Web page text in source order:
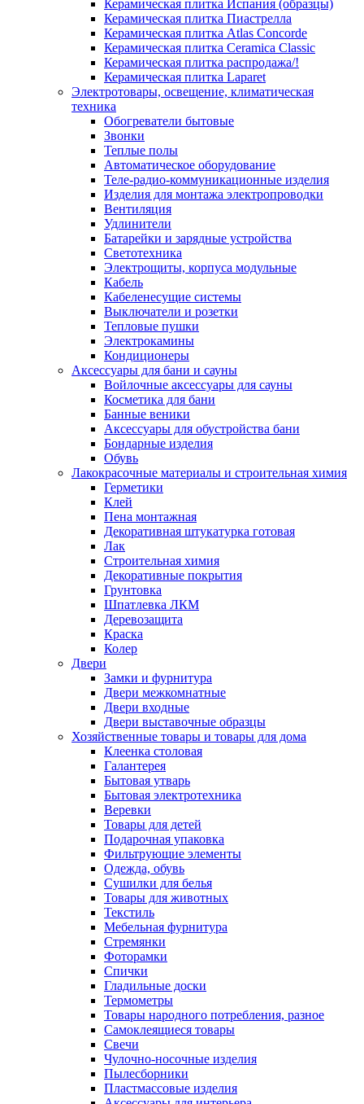
Керамическая плитка Испания (образцы)
Керамическая плитка Пиастрелла
Керамическая плитка Atlas Concorde
Керамическая плитка Ceramica Classic
Керамическая плитка распродажа/!
Керамическая плитка Laparet
Электротовары, освещение, климатическая
техника
Обогреватели бытовые
Звонки
Теплые полы
Автоматическое оборудование
Теле-радио-коммуникационные изделия
Изделия для монтажа электропроводки
Вентиляция
Удлинители
Батарейки и зарядные устройства
Светотехника
Электрощиты, корпуса модульные
Кабель
Кабеленесущие системы
Выключатели и розетки
Тепловые пушки
Электрокамины
Кондиционеры
Аксессуары для бани и сауны
Войлочные аксессуары для сауны
Косметика для бани
Банные веники
Аксессуары для обустройства бани
Бондарные изделия
Обувь
Лакокрасочные материалы и строительная химия
Герметики
Клей
Пена монтажная
Декоративная штукатурка готовая
Лак
Строительная химия
Декоративные покрытия
Грунтовка
Шпатлевка ЛКМ
Деревозащита
Краска
Колер
Двери
Замки и фурнитура
Двери межкомнатные
Двери входные
Двери выставочные образцы
Хозяйственные товары и товары для дома
Клеенка столовая
Галантерея
Бытовая утварь
Бытовая электротехника
Веревки
Товары для детей
Подарочная упаковка
Фильтрующие элементы
Одежда, обувь
Сушилки для белья
Товары для животных
Текстиль
Мебельная фурнитура
Стремянки
Фоторамки
Спички
Гладильные доски
Термометры
Товары народного потребления, разное
Самоклеящиеся товары
Свечи
Чулочно-носочные изделия
Пылесборники
Пластмассовые изделия